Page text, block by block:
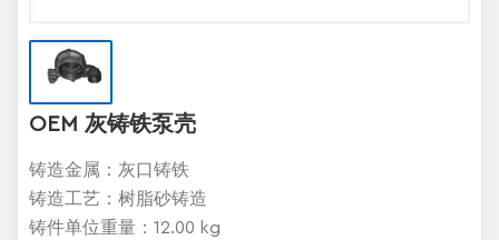
OEM 灰铸铁泵壳
铸造金属：灰口铸铁
铸造工艺：树脂砂铸造
铸件单位重量：12.00 kg